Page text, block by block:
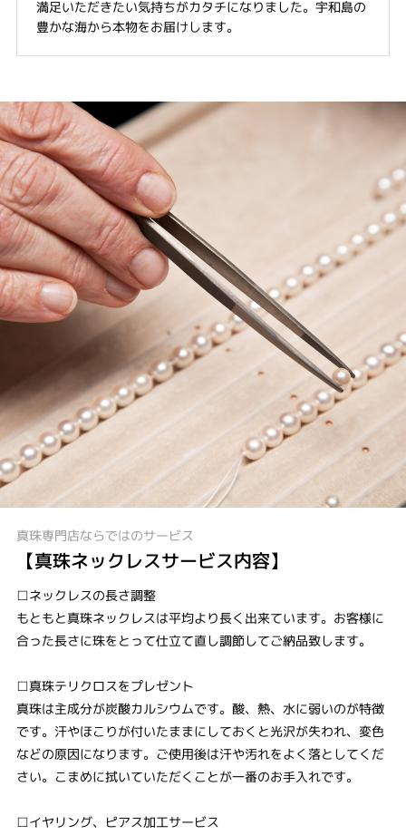
満足いただきたい気持ちがカタチになりました。宇和島の
豊かな海から本物をお届けします。
真珠専門店ならではのサービス
【真珠ネックレスサービス内容】
□ネックレスの長さ調整
もともと真珠ネックレスは平均より長く出来ています。お客様に
合った長さに珠をとって仕立て直し調節してご納品致します。
□真珠テリクロスをプレゼント
真珠は主成分が炭酸カルシウムです。酸、熱、水に弱いのが特徴
です。汗やほこりが付いたままにしておくと光沢が失われ、変色
などの原因になります。ご使用後は汗や汚れをよく落としてくだ
さい。こまめに拭いていただくことが一番のお手入れです。
□イヤリング、ピアス加工サービス